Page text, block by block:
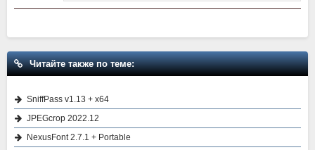
Читайте также по теме:
SniffPass v1.13 + x64
JPEGcrop 2022.12
NexusFont 2.7.1 + Portable